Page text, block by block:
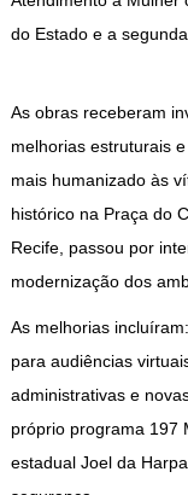
do Estado e a
As obras receberam
melhorias estruturais
mais humanizado às
histórico na Praça do
Recife, passou por
modernização dos
As melhorias
para audiências
administrativas e
próprio programa 197
estadual Joel da